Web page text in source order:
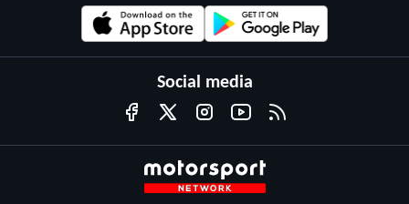
Social media